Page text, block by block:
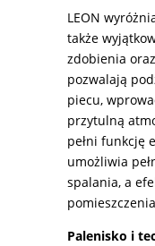
LEON
także
zdobienia
pozwalają
piecu,
przytulną
pełni funkcję
umożliwia
spalania, a
Palenisko i